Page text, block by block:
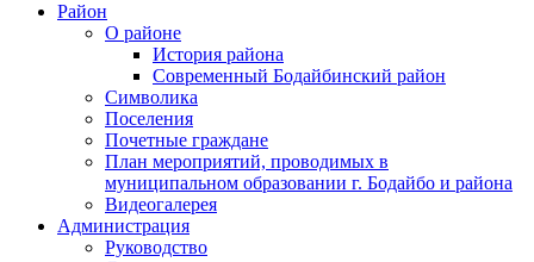
Район
О районе
История района
Современный Бодайбинский район
Символика
Поселения
Почетные граждане
План мероприятий, проводимых в
муниципальном образовании г. Бодайбо и района
Видеогалерея
Администрация
Руководство